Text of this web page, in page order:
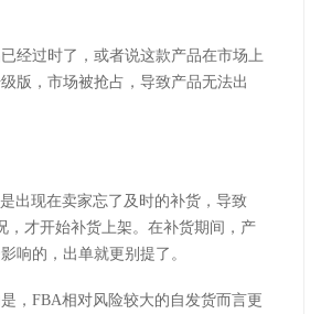
经过时了，或者说这款产品在市场上
版，市场被抢占，导致产品无法出
出现在卖家忘了及时的补货，导致
，才开始补货上架。在补货期间，产
响的，出单就更别提了。
，FBA相对风险较大的自发货而言更